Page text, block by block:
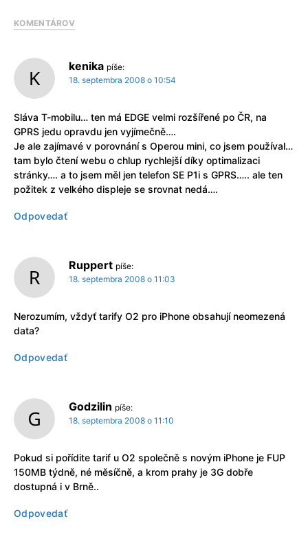
KOMENTÁROV
kenika píše:
18. septembra 2008 o 10:54
Sláva T-mobilu… ten má EDGE velmi rozšířené po ČR, na
GPRS jedu opravdu jen vyjímečně….
Je ale zajímavé v porovnání s Operou mini, co jsem používal…
tam bylo čtení webu o chlup rychlejší díky optimalizaci
stránky…. a to jsem měl jen telefon SE P1i s GPRS….. ale ten
požitek z velkého displeje se srovnat nedá….
Odpovedať
Ruppert píše:
18. septembra 2008 o 11:03
Nerozumím, vždyť tarify O2 pro iPhone obsahují neomezená
data?
Odpovedať
Godzilin píše:
18. septembra 2008 o 11:10
Pokud si pořídite tarif u O2 společně s novým iPhone je FUP
150MB týdně, né měsíčně, a krom prahy je 3G dobře
dostupná i v Brně..
Odpovedať